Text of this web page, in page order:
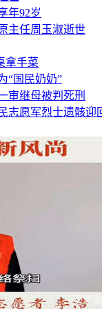
年92岁
主任周玉淑逝世
拿手菜
“国民奶奶”
审继母被判死刑
愿军烈士遗骸迎